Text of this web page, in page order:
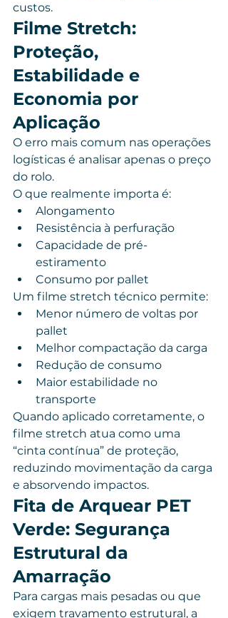
custos.
Filme Stretch:
Proteção,
Estabilidade e
Economia por
Aplicação
O erro mais comum nas operações
logísticas é analisar apenas o preço
do rolo.
O que realmente importa é:
Alongamento
Resistência à perfuração
Capacidade de pré-
estiramento
Consumo por pallet
Um filme stretch técnico permite:
Menor número de voltas por
pallet
Melhor compactação da carga
Redução de consumo
Maior estabilidade no
transporte
Quando aplicado corretamente, o
filme stretch atua como uma
“cinta contínua” de proteção,
reduzindo movimentação da carga
e absorvendo impactos.
Fita de Arquear PET
Verde: Segurança
Estrutural da
Amarração
Para cargas mais pesadas ou que
exigem travamento estrutural, a